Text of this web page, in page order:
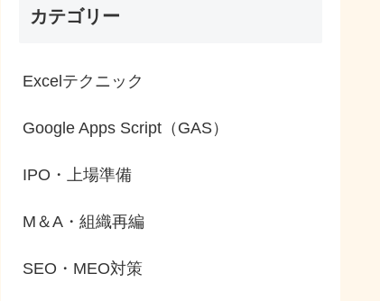
カテゴリー
Excelテクニック
Google Apps Script（GAS）
IPO・上場準備
M＆A・組織再編
SEO・MEO対策